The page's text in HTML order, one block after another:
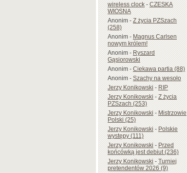
wireless clock-CZESKA
WIOSNA
Anonim-Z życia PZSzach
(258)
Anonim-Magnus Carlsen
nowym królem!
Anonim-Ryszard
Gąsiorowski
Anonim-Ciekawa partia (88)
Anonim-Szachy na wesoło
Jerzy Konikowski-RIP
Jerzy Konikowski-Z życia
PZSzach (253)
Jerzy Konikowski-Mistrzowie
Polski (25)
Jerzy Konikowski-Polskie
występy (111)
Jerzy Konikowski-Przed
końcówką jest debiut (236)
Jerzy Konikowski-Turniej
pretendentów 2026 (9)